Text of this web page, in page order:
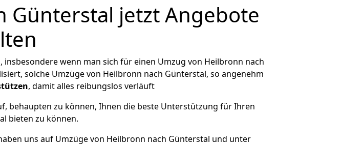
Günterstal jetzt Angebote
insbesondere wenn man sich für einen Umzug von Heilbronn nach
solche Umzüge von Heilbronn nach Günterstal, so angenehm
, damit alles reibungslos verläuft
behaupten zu können, Ihnen die beste Unterstützung für Ihren
bieten zu können.
uns auf Umzüge von Heilbronn nach Günterstal und unter